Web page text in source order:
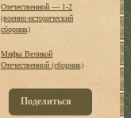
Отечественной — 1-2
(военно-исторический
сборник)
Мифы Великой
Отечественной (сборник)
Поделиться